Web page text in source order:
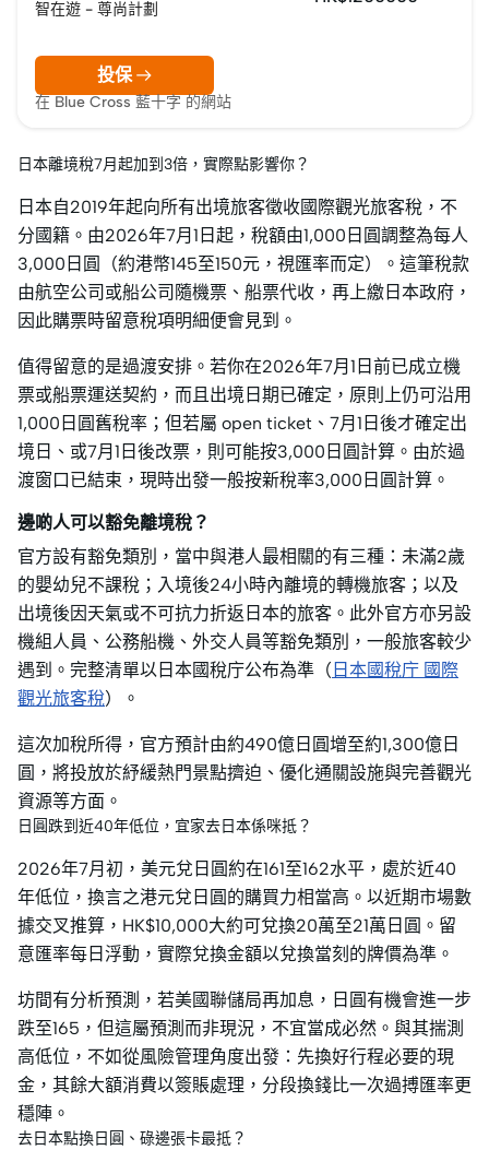
智在遊 - 尊尚計劃
投保
在 Blue Cross 藍十字 的網站
日本離境稅7月起加到3倍，實際點影響你？
日本自2019年起向所有出境旅客徵收國際觀光旅客稅，不
分國籍。由2026年7月1日起，稅額由1,000日圓調整為每人
3,000日圓（約港幣145至150元，視匯率而定）。這筆稅款
由航空公司或船公司隨機票、船票代收，再上繳日本政府，
因此購票時留意稅項明細便會見到。
值得留意的是過渡安排。若你在2026年7月1日前已成立機
票或船票運送契約，而且出境日期已確定，原則上仍可沿用
1,000日圓舊稅率；但若屬 open ticket、7月1日後才確定出
境日、或7月1日後改票，則可能按3,000日圓計算。由於過
渡窗口已結束，現時出發一般按新稅率3,000日圓計算。
邊啲人可以豁免離境稅？
官方設有豁免類別，當中與港人最相關的有三種：未滿2歲
的嬰幼兒不課稅；入境後24小時內離境的轉機旅客；以及
出境後因天氣或不可抗力折返日本的旅客。此外官方亦另設
機組人員、公務船機、外交人員等豁免類別，一般旅客較少
遇到。完整清單以日本國稅庁公布為準（ 日本國稅庁 國際
觀光旅客稅）。
這次加稅所得，官方預計由約490億日圓增至約1,300億日
圓，將投放於紓緩熱門景點擠迫、優化通關設施與完善觀光
資源等方面。
日圓跌到近40年低位，宜家去日本係咪抵？
2026年7月初，美元兌日圓約在161至162水平，處於近40
年低位，換言之港元兌日圓的購買力相當高。以近期市場數
據交叉推算，HK$10,000大約可兌換20萬至21萬日圓。留
意匯率每日浮動，實際兌換金額以兌換當刻的牌價為準。
坊間有分析預測，若美國聯儲局再加息，日圓有機會進一步
跌至165，但這屬預測而非現況，不宜當成必然。與其揣測
高低位，不如從風險管理角度出發：先換好行程必要的現
金，其餘大額消費以簽賬處理，分段換錢比一次過搏匯率更
穩陣。
去日本點換日圓、碌邊張卡最抵？